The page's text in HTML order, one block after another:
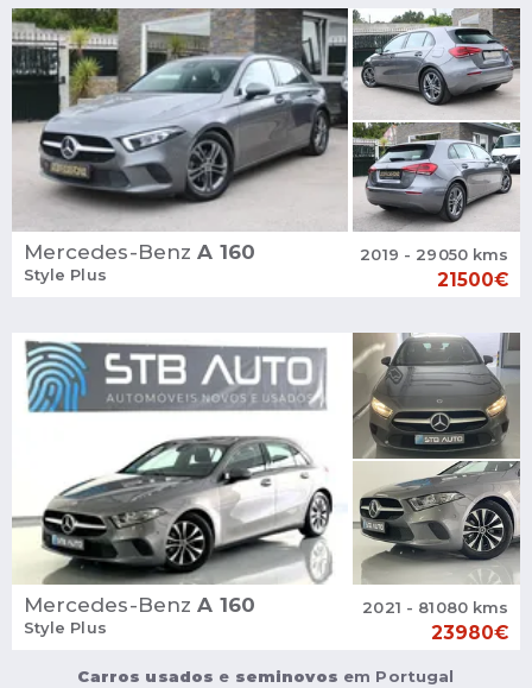
Mercedes-Benz A 160
Style Plus
2019 - 29050 kms
21500€
Mercedes-Benz A 160
Style Plus
2021 - 81080 kms
23980€
Carros usados e seminovos em Portugal